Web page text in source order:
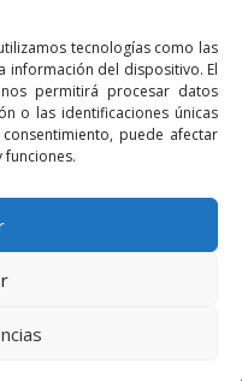
tecnologías como las
información del dispositivo. El
permitirá procesar datos
o las identificaciones únicas
puede afectar
funciones.
Mapa Web
Aviso legal